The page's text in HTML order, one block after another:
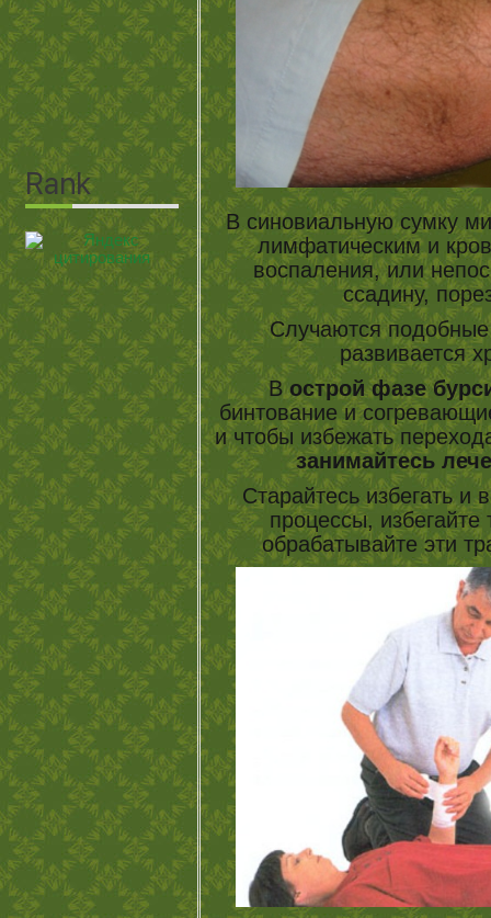
В синовиальную сумку
лимфатическим и
воспаления, или
ссадину,
Случаются подобные
развивается
Вострой фазе
бинтование и
и чтобы избежать
занимайтесь
Старайтесь избегать и
процессы,
обрабатывайте эти